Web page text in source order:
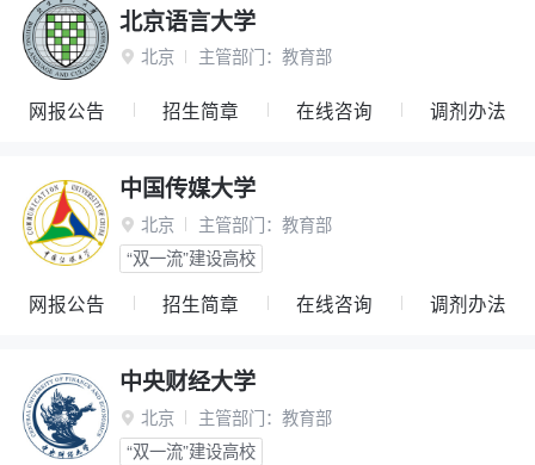
北京语言大学
 北京 主管部门： 教育部
网报公告 招生简章 在线咨询 调剂办法
中国传媒大学
 北京 主管部门： 教育部
“双一流”建设高校
网报公告 招生简章 在线咨询 调剂办法
中央财经大学
 北京 主管部门： 教育部
“双一流”建设高校